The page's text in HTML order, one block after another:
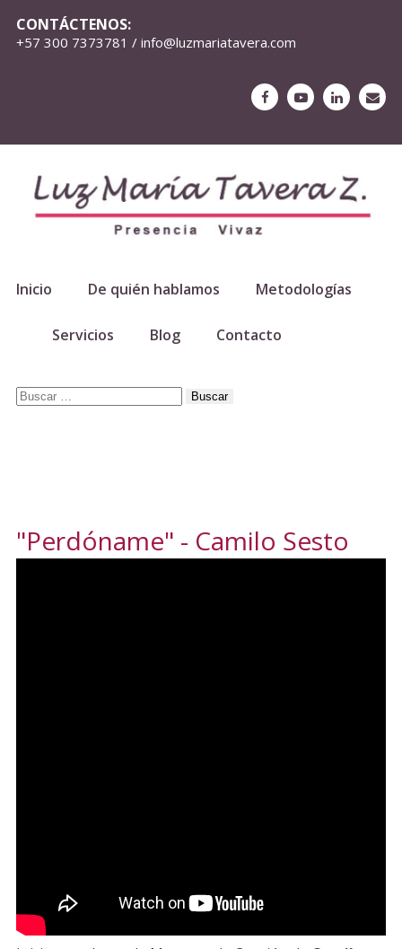
CONTÁCTENOS:
+57 300 7373781 / info@luzmariatavera.com
Inicio De quién hablamos Metodologías
Servicios Blog Contacto
Buscar:
"Perdóname" - Camilo Sesto